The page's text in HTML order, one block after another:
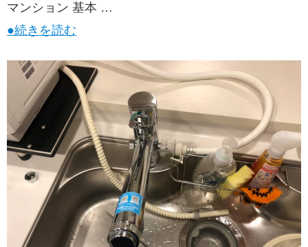
マンション 基本 …
●続きを読む